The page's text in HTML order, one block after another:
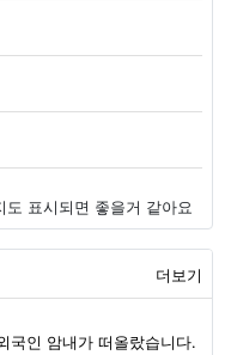
표시되면 좋을거 같아요
더보기
국인 암내가 떠올랐습니다.